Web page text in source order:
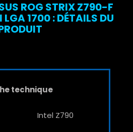
ROG STRIX Z790-F
1700 : DÉTAILS DU
technique
Intel Z790